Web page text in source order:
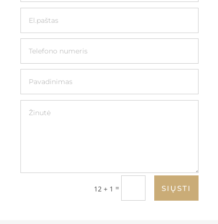
12 + 1 = SIŲSTI